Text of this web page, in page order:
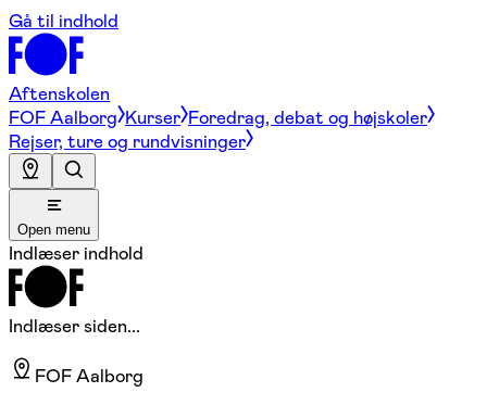
Gå til indhold
Aftenskolen
FOF Aalborg Kurser Foredrag, debat og højskoler
Rejser, ture og rundvisninger
Open menu
Indlæser indhold
Indlæser siden...
FOF Aalborg